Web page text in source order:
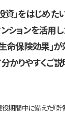
資」をはじめた
ションを活用
生命保険効果」
かりやすくご説
役期間中に備えた『貯